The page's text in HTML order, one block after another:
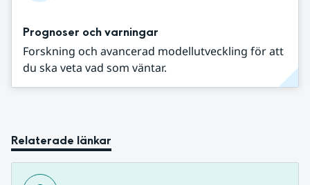
Prognoser och varningar
Forskning och avancerad modellutveckling för att
du ska veta vad som väntar.
Relaterade länkar